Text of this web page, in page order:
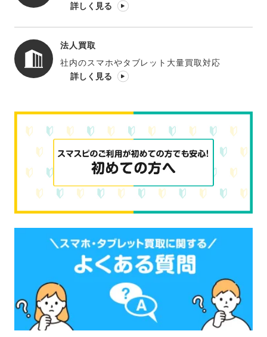
詳しく見る
法人買取
社内のスマホやタブレット大量買取対応
詳しく見る